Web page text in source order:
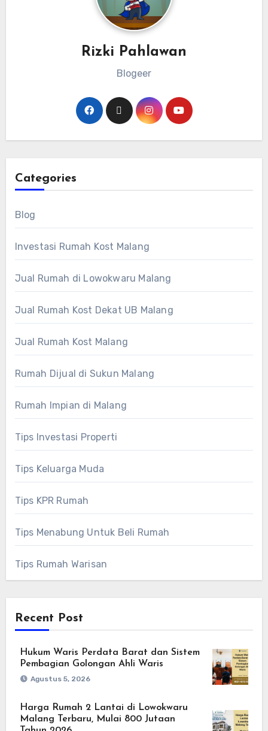
Rizki Pahlawan
Blogeer
Categories
Blog
Investasi Rumah Kost Malang
Jual Rumah di Lowokwaru Malang
Jual Rumah Kost Dekat UB Malang
Jual Rumah Kost Malang
Rumah Dijual di Sukun Malang
Rumah Impian di Malang
Tips Investasi Properti
Tips Keluarga Muda
Tips KPR Rumah
Tips Menabung Untuk Beli Rumah
Tips Rumah Warisan
Recent Post
Hukum Waris Perdata Barat dan Sistem
Pembagian Golongan Ahli Waris
Agustus 5, 2026
Harga Rumah 2 Lantai di Lowokwaru
Malang Terbaru, Mulai 800 Jutaan